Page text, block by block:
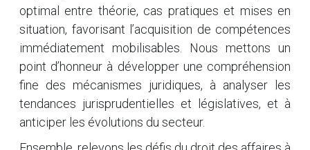
optimal entre théorie, cas pratiques et mises en
situation, favorisant l’acquisition de compétences
immédiatement mobilisables. Nous mettons un
point d’honneur à développer une compréhension
fine des mécanismes juridiques, à analyser les
tendances jurisprudentielles et législatives, et à
anticiper les évolutions du secteur.